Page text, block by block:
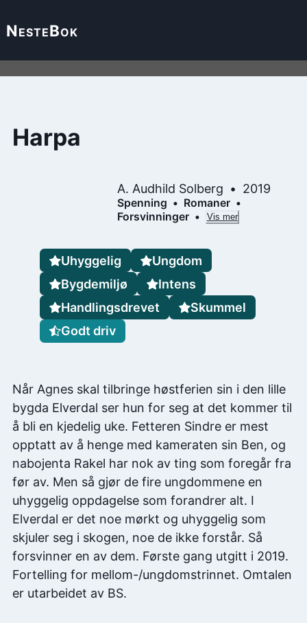
NesteBok
Harpa
A. Audhild Solberg 2019
Spenning
Romaner
Forsvinninger
Vis mer
Når Agnes skal tilbringe høstferien sin i den lille
bygda Elverdal ser hun for seg at det kommer til
å bli en kjedelig uke. Fetteren Sindre er mest
opptatt av å henge med kameraten sin Ben, og
nabojenta Rakel har nok av ting som foregår fra
før av. Men så gjør de fire ungdommene en
uhyggelig oppdagelse som forandrer alt. I
Elverdal er det noe mørkt og uhyggelig som
skjuler seg i skogen, noe de ikke forstår. Så
forsvinner en av dem. Første gang utgitt i 2019.
Fortelling for mellom-/ungdomstrinnet. Omtalen
er utarbeidet av BS.
Uhyggelig
Ungdom
Bygdemiljø
Intens
Handlingsdrevet
Skummel
Godt driv